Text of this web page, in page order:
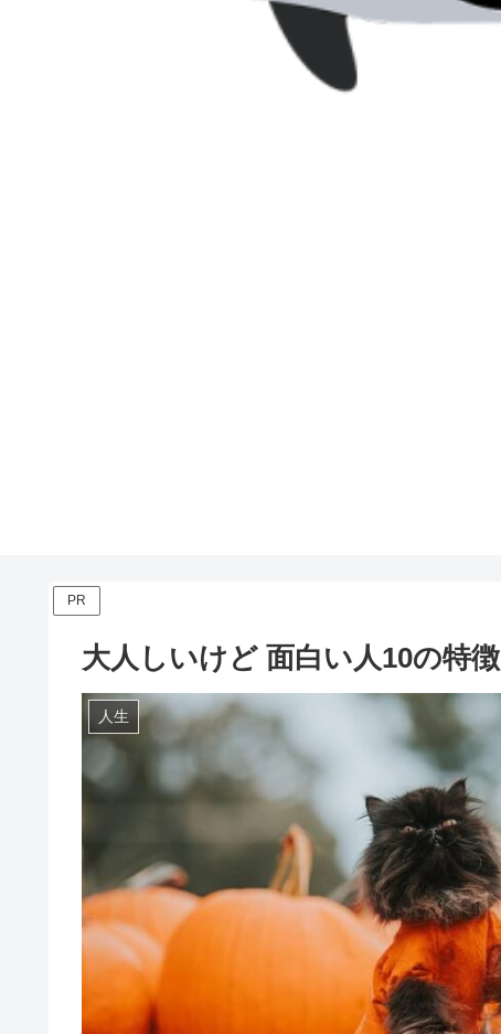
PR
大人しいけど 面白い人10の特徴
人生